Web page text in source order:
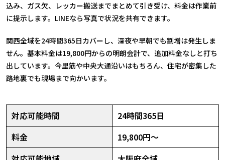
込み、ガス欠、レッカー搬送までまとめて引き受け、料金は作業前
に提示します。LINEなら写真で状況を共有できます。
関西全域を24時間365日カバーし、深夜や早朝でも割増は発生しま
せん。基本料金は19,800円からの明朗会計で、追加料金なしと打ち
出しています。今里筋や中央大通沿いはもちろん、住宅が密集した
路地裏でも現場まで向かいます。
対応可能時間
24時間365日
料金
19,800円〜